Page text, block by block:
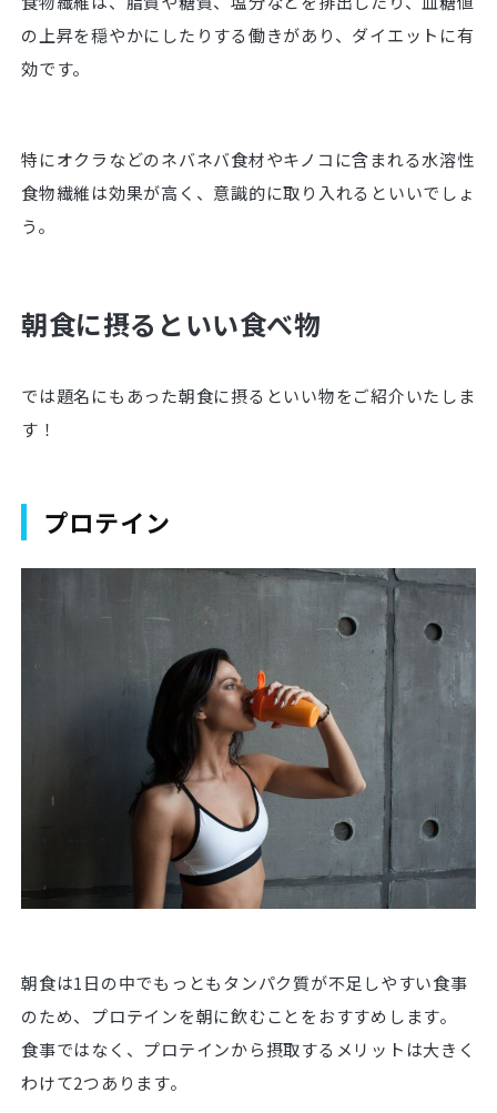
の上昇を穏やかにしたりする働きがあり、ダイエットに有
効です。
特にオクラなどのネバネバ食材やキノコに含まれる水溶性
食物繊維は効果が高く、意識的に取り入れるといいでしょ
う。
朝食に摂るといい食べ物
では題名にもあった朝食に摂るといい物をご紹介いたしま
す！
プロテイン
朝食は1日の中でもっともタンパク質が不足しやすい食事
のため、プロテインを朝に飲むことをおすすめします。
食事ではなく、プロテインから摂取するメリットは大きく
わけて2つあります。